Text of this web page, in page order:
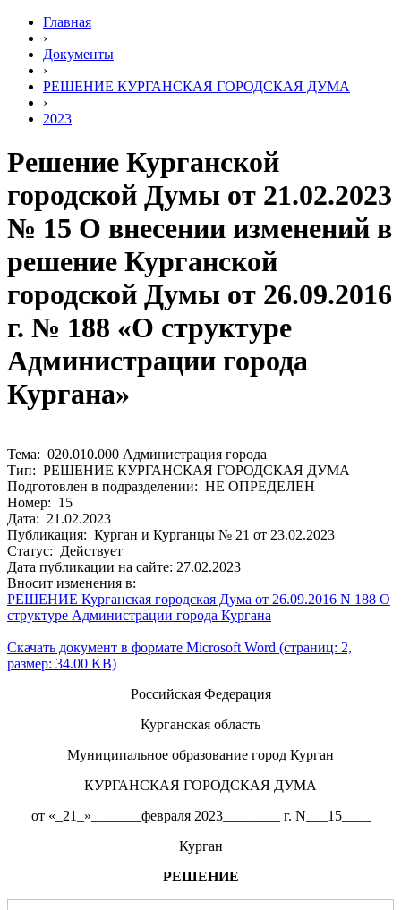
Главная
›
Документы
›
РЕШЕНИЕ КУРГАНСКАЯ ГОРОДСКАЯ ДУМА
›
2023
Решение Курганской
городской Думы от 21.02.2023
№ 15 О внесении изменений в
решение Курганской
городской Думы от 26.09.2016
г. № 188 «О структуре
Администрации города
Кургана»
Тема: 020.010.000 Администрация города
Тип: РЕШЕНИЕ КУРГАНСКАЯ ГОРОДСКАЯ ДУМА
Подготовлен в подразделении: НЕ ОПРЕДЕЛЕН
Номер: 15
Дата: 21.02.2023
Публикация: Курган и Курганцы № 21 от 23.02.2023
Статус: Действует
Дата публикации на сайте: 27.02.2023
Вносит изменения в:
РЕШЕНИЕ Курганская городская Дума от 26.09.2016 N 188 О
структуре Администрации города Кургана
Скачать документ в формате Microsoft Word (страниц: 2,
размер: 34.00 KB)
Российская Федерация
Курганская область
Муниципальное образование город Курган
КУРГАНСКАЯ ГОРОДСКАЯ ДУМА
от «_21_»_______февраля 2023________ г. N___15____
Курган
РЕШЕНИЕ